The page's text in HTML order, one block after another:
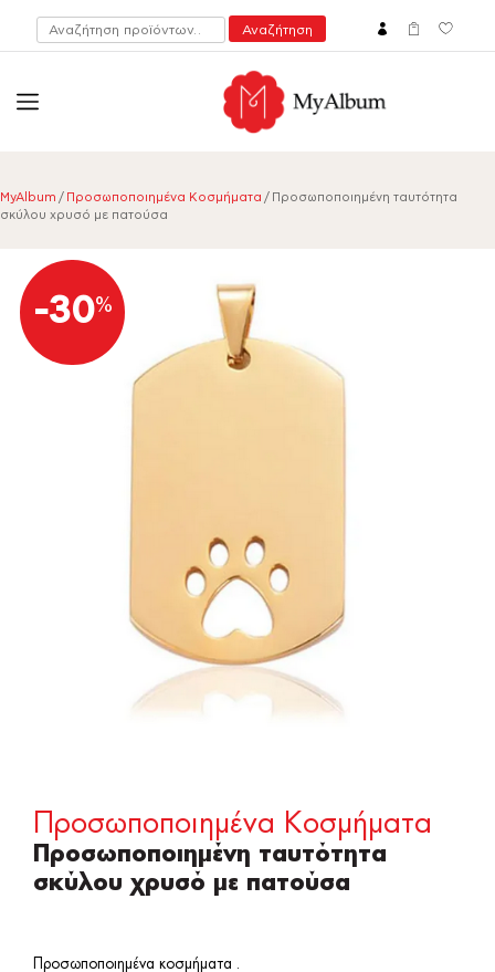
Αναζήτηση
για:
Αναζήτηση
open
MyAlbum / Προσωποποιημένα Κοσμήματα / Προσωποποιημένη ταυτότητα
σκύλου χρυσό με πατούσα
-30%
Προσωποποιημένα Κοσμήματα
Προσωποποιημένη ταυτότητα
σκύλου χρυσό με πατούσα
Προσωποποιημένα κοσμήματα .